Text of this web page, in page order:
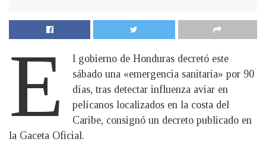
E
l gobierno de Honduras decretó este
sábado una «emergencia sanitaria» por 90
días, tras detectar influenza aviar en
pelícanos localizados en la costa del
Caribe, consignó un decreto publicado en
la Gaceta Oficial.